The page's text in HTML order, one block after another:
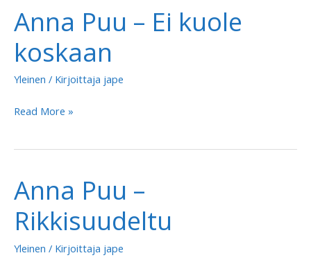
kuole
koskaan
Anna Puu – Ei kuole
koskaan
Yleinen / Kirjoittaja jape
Anna
–
kuole
koskaan
Read More »
Anna Puu –
Rikkisuudeltu
Yleinen / Kirjoittaja jape